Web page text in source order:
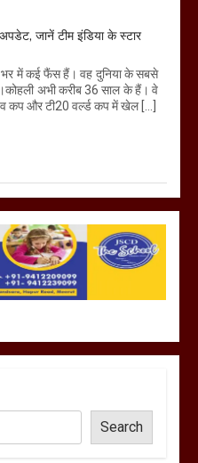
जानें टीम इंडिया के स्टार
भर में कई फैंस हैं। वह दुनिया के सबसे
अभी करीब 36 साल के हैं। वे
कप और टी20 वर्ल्ड कप में खेल […]
Search